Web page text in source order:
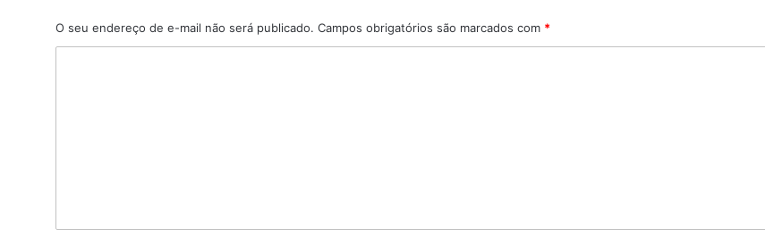
O seu endereço de e-mail não será publicado. Campos obrigatórios são marcados com *